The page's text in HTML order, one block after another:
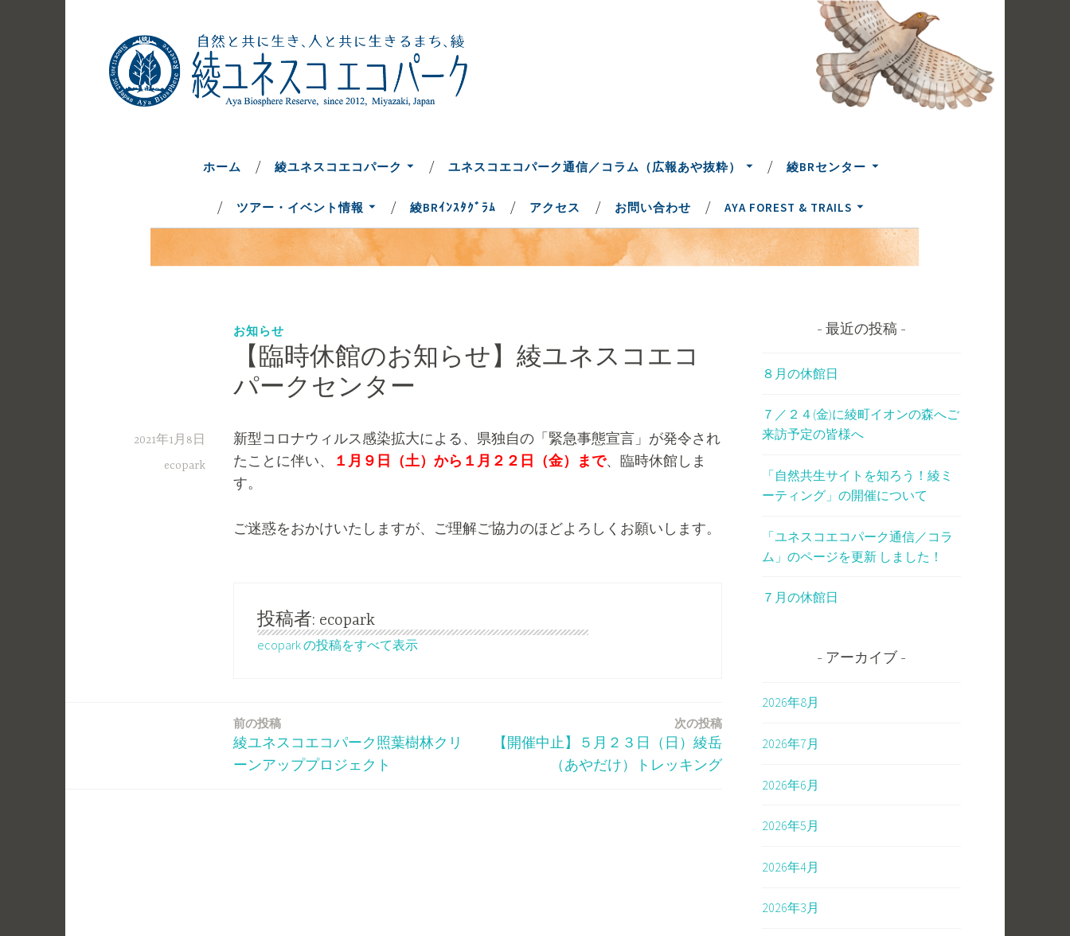
ホーム 綾ユネスコエコパーク ユネスコエコパーク通信／コラム（広報あや抜粋） 綾BRセンター
ツアー・イベント情報 綾BRｲﾝｽﾀｸﾞﾗﾑ アクセス お問い合わせ AYA FOREST & TRAILS
お知らせ
【臨時休館のお知らせ】綾ユネスコエコ
パークセンター
2021年1月8日
ecopark
新型コロナウィルス感染拡大による、県独自の「緊急事態宣言」が発令され
たことに伴い、
１月９日（土）から１月２２日（金）まで、臨時休館しま
す。
ご迷惑をおかけいたしますが、ご理解ご協力のほどよろしくお願いします。
投稿者: ecopark
ecopark の投稿をすべて表示
前の投稿
綾ユネスコエコパーク照葉樹林クリ
ーンアッププロジェクト
次の投稿
【開催中止】５月２３日（日）綾岳
（あやだけ）トレッキング
最近の投稿
８月の休館日
７／２４(金)に綾町イオンの森へご
来訪予定の皆様へ
「自然共生サイトを知ろう！綾ミ
ーティング」の開催について
「ユネスコエコパーク通信／コラ
ム」のページを更新 しました！
７月の休館日
アーカイブ
2026年8月
2026年7月
2026年6月
2026年5月
2026年4月
2026年3月